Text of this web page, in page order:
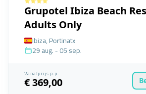
Grupotel Ibiza Beach
Adults Only
Ibiza, Portinatx
29 aug. - 05 sep.
Vanafprijs p.p.
€ 369,00